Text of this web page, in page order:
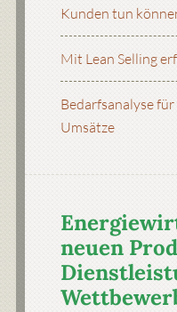
Kunden tun
Mit Lean Selling
Bedarfsanalyse
Umsätze
neuen